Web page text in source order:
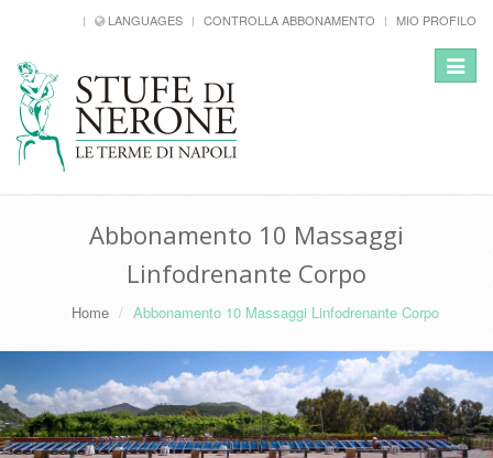
LANGUAGES CONTROLLA ABBONAMENTO MIO PROFILO
Toggle
Abbonamento 10 Massaggi
Linfodrenante Corpo
Home Abbonamento 10 Massaggi Linfodrenante Corpo